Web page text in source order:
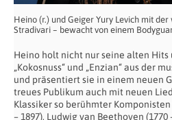
Heino (r.) und Geiger Yury Levich mit
Stradivari – bewacht von einem
Heino holt nicht nur seine alten Hits
„Kokosnuss“ und „Enzian“ aus der
und präsentiert sie in einem neuen
treues Publikum auch mit neuen
Klassiker so berühmter
– 1897), Ludwig van Beethoven (1770